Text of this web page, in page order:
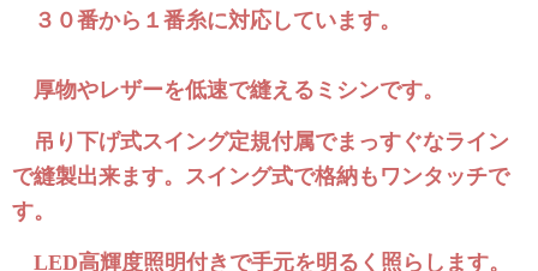
３０番から１番糸に対応しています。
厚物やレザーを低速で縫えるミシンです。
吊り下げ式スイング定規付属でまっすぐなライン
で縫製出来ます。スイング式で格納もワンタッチで
す。
LED高輝度照明付きで手元を明るく照らします。